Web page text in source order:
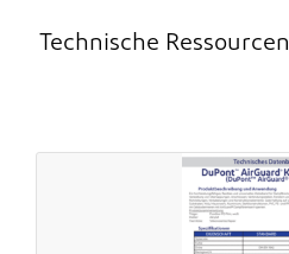
Technische Ressourcen